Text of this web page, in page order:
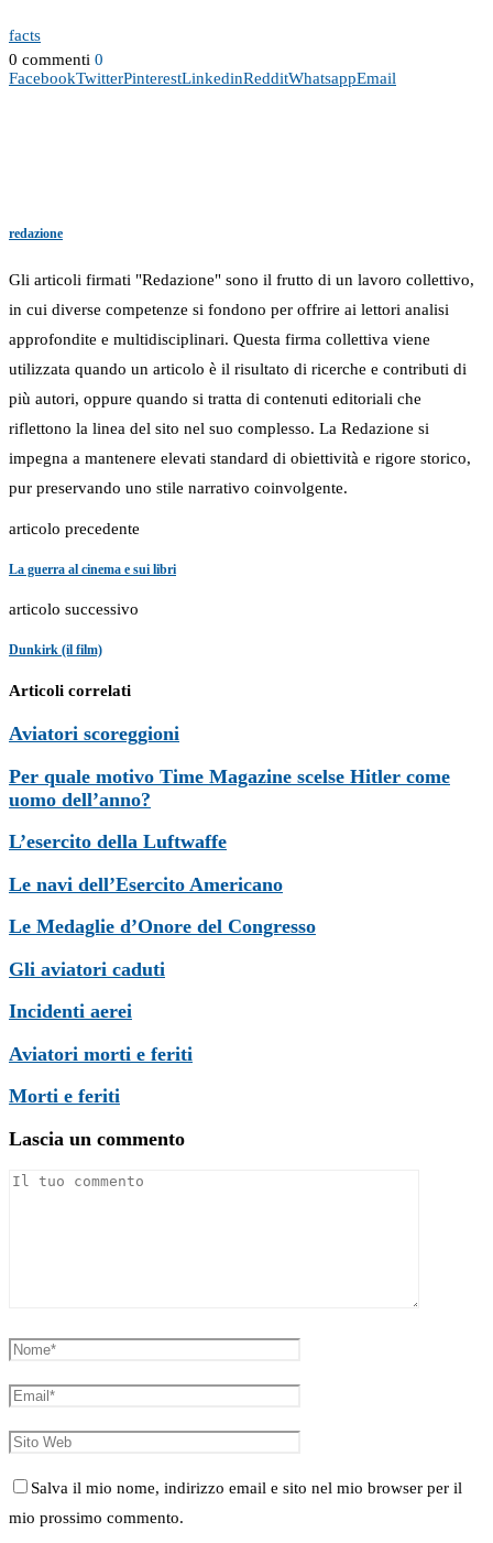
facts
0 commenti 0
FacebookTwitterPinterestLinkedinRedditWhatsappEmail
redazione
Gli articoli firmati "Redazione" sono il frutto di un lavoro collettivo,
in cui diverse competenze si fondono per offrire ai lettori analisi
approfondite e multidisciplinari. Questa firma collettiva viene
utilizzata quando un articolo è il risultato di ricerche e contributi di
più autori, oppure quando si tratta di contenuti editoriali che
riflettono la linea del sito nel suo complesso. La Redazione si
impegna a mantenere elevati standard di obiettività e rigore storico,
pur preservando uno stile narrativo coinvolgente.
articolo precedente
La guerra al cinema e sui libri
articolo successivo
Dunkirk (il film)
Articoli correlati
Aviatori scoreggioni
Per quale motivo Time Magazine scelse Hitler come
uomo dell’anno?
L’esercito della Luftwaffe
Le navi dell’Esercito Americano
Le Medaglie d’Onore del Congresso
Gli aviatori caduti
Incidenti aerei
Aviatori morti e feriti
Morti e feriti
Lascia un commento
Salva il mio nome, indirizzo email e sito nel mio browser per il
mio prossimo commento.